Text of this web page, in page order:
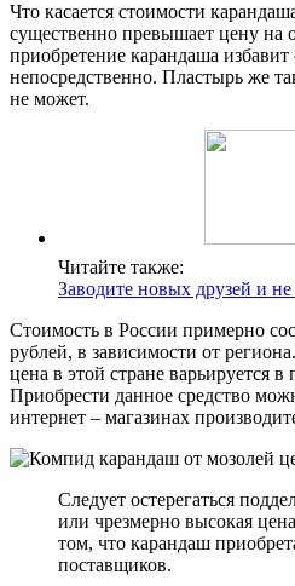
Что касается стоимости
существенно превышает цену
приобретение карандаша
непосредственно. Пластырь же
не может.
Читайте также:
Заводите новых друзей и не
Стоимость в России примерно
рублей, в зависимости от
цена в этой стране варьируется в
Приобрести данное средство
интернет – магазинах
Следует остерегаться
или чрезмерно высокая
том, что карандаш
поставщиков.